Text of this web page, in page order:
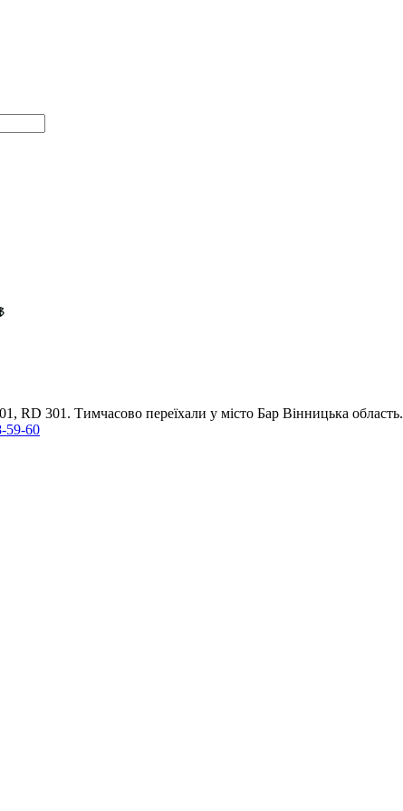
RD 301. Тимчасово переїхали у місто Бар Вінницька область.
59-60